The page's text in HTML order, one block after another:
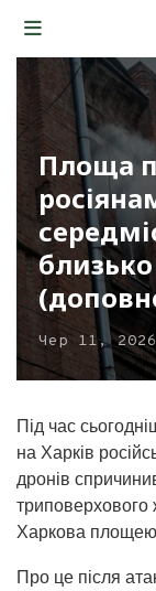
Площа
Чер 11, 2026
Під час
на Харків
дронів
триповерхового
Харкова площею
Про це після